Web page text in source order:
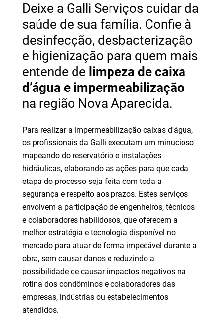
Deixe a Galli Serviços cuidar da
saúde de sua família. Confie à
desinfecção, desbacterização
e higienização para quem mais
entende de limpeza de caixa
d’água e impermeabilização
na região Nova Aparecida.
Para realizar a impermeabilização caixas d'água,
os profissionais da Galli executam um minucioso
mapeando do reservatório e instalações
hidráulicas, elaborando as ações para que cada
etapa do processo seja feita com toda a
segurança e respeito aos prazos. Estes serviços
envolvem a participação de engenheiros, técnicos
e colaboradores habilidosos, que oferecem a
melhor estratégia e tecnologia disponível no
mercado para atuar de forma impecável durante a
obra, sem causar danos e reduzindo a
possibilidade de causar impactos negativos na
rotina dos condôminos e colaboradores das
empresas, indústrias ou estabelecimentos
atendidos.